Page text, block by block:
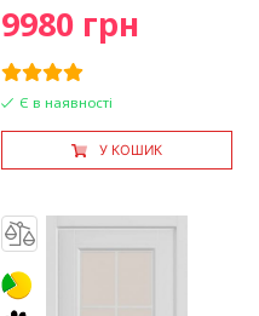
9980 грн
Є в наявності
У КОШИК